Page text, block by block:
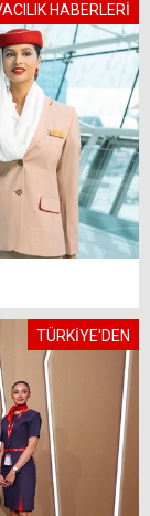
HABERLERİ
TÜRKİYE'DEN